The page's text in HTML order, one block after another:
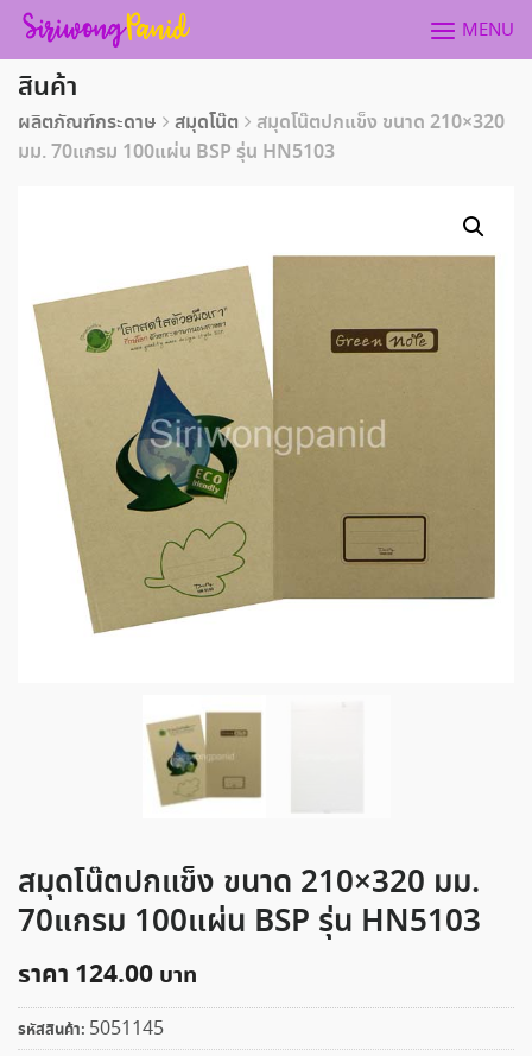
Skip
content
MENU
สินค้า
ผลิตภัณฑ์กระดาษ สมุดโน๊ต
สมุดโน๊ตปกแข็ง ขนาด 210×320
มม. 70แกรม 100แผ่น BSP รุ่น HN5103
สมุดโน๊ตปกแข็ง ขนาด 210×320 มม.
70แกรม 100แผ่น BSP รุ่น HN5103
ราคา 124.00
รหัสสินค้า: 5051145